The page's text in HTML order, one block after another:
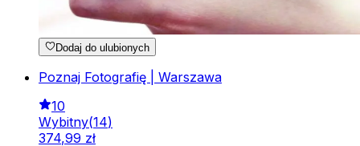
Dodaj do ulubionych
Poznaj Fotografię | Warszawa
10
Wybitny(14)
374,99 zł